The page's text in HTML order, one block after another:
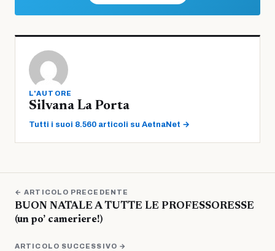
L'AUTORE
Silvana La Porta
Tutti i suoi 8.560 articoli su AetnaNet →
← ARTICOLO PRECEDENTE
BUON NATALE A TUTTE LE PROFESSORESSE
(un po’ cameriere!)
ARTICOLO SUCCESSIVO →